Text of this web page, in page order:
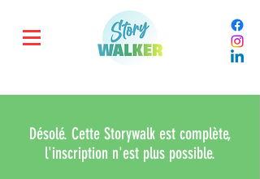
Désolé. Cette Storywalk est complète,
l'inscription n'est plus possible.